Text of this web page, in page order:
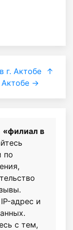
г. Актобе
↑
Актобе →
«филиал в
по
адрес и
с тем,